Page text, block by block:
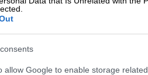
allow Google to enable storage